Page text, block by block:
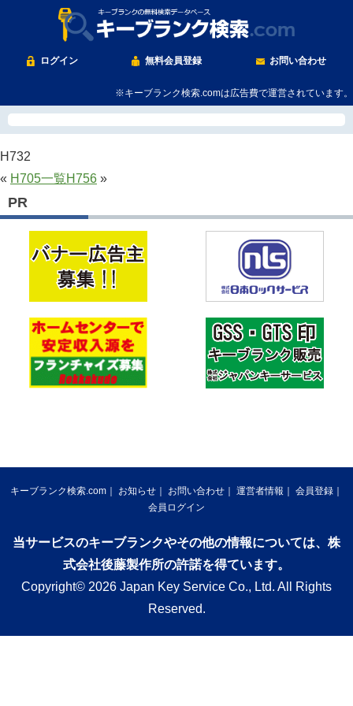
ログイン 無料会員登録 お問い合わせ
※キーブランク検索.comは広告費で運営されています。
H732
« H705一覧H756 »
PR
キーブランク検索.com お知らせ お問い合わせ 運営者情報
会員登録
会員ログイン
当サービスのキーブランクやその他の情報については、株
式会社後藤製作所の許諾を得ています。
Copyright© 2026 Japan Key Service Co., Ltd. All Rights
Reserved.